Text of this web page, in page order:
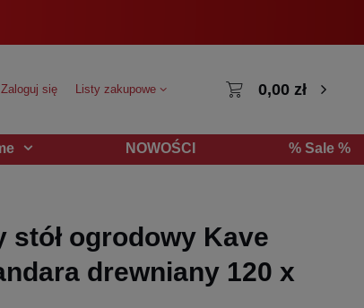
Zaloguj się Listy zakupowe 0,00 zł
NOWOŚCI % Sale %
stół ogrodowy Kave
drewniany 120 x